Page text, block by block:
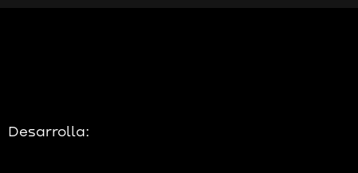
Desarrolla: